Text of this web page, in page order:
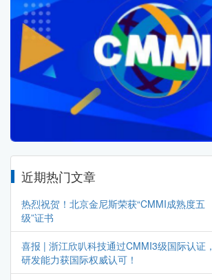
近期热门文章
热烈祝贺！北京金尼斯荣获“CMMI成熟度五
级”证书
喜报 | 浙江欣叭科技通过CMMI3级国际认证，
研发能力获国际权威认可！